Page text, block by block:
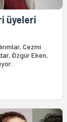
üyeleri
Cezmi
Özgür Eken,